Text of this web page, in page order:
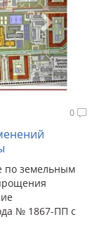
0
по земельным
№ 1867-ПП с